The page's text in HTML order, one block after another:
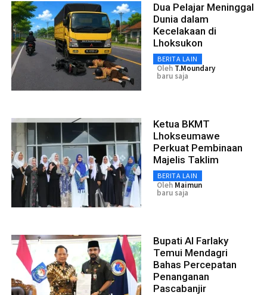
Dua Pelajar Meninggal
Dunia dalam
Kecelakaan di
Lhoksukon
BERITA LAIN
Oleh T.moundary
baru saja
Ketua BKMT
Lhokseumawe
Perkuat Pembinaan
Majelis Taklim
BERITA LAIN
Oleh Maimun
baru saja
Bupati Al Farlaky
Temui Mendagri
Bahas Percepatan
Penanganan
Pascabanjir